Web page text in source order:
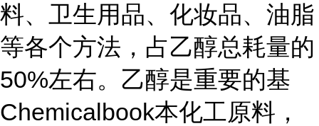
料、卫生用品、化妆品、油脂
等各个方法，占乙醇总耗量的
50%左右。乙醇是重要的基
Chemicalbook本化工原料，